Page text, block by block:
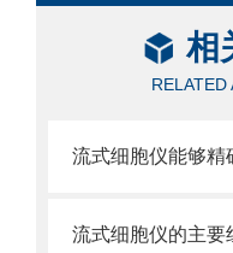
相
RELATED
流式细胞仪的主要